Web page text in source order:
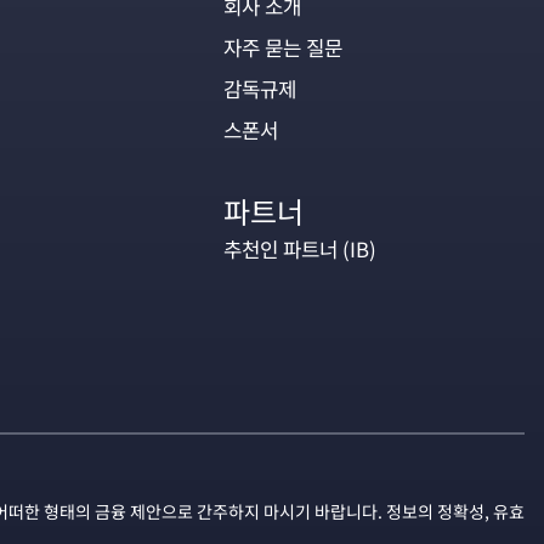
회사 소개
자주 묻는 질문
감독규제
스폰서
파트너
추천인 파트너 (IB)
한 형태의 금융 제안으로 간주하지 마시기 바랍니다. 정보의 정확성, 유효